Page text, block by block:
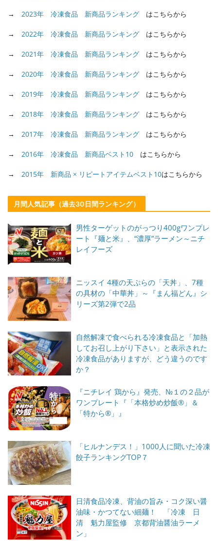
→ 2023年 冷凍食品 新商品ランキング はこちらから
→ 2022年 冷凍食品 新商品ランキング はこちらから
→ 2021年 冷凍食品 新商品ランキング はこちらから
→ 2020年 冷凍食品 新商品ランキング はこちらから
→ 2019年 冷凍食品 新商品ランキング はこちらから
→ 2018年 冷凍食品 新商品ランキング はこちらから
→ 2017年 冷凍食品 新商品ランキング はこちらから
→ 2016年 冷凍食品 新商品ベスト10 はこちらから
→ 2015年 新商品 × リピートアイテムベスト10はこちらから
月間人気記事（過去30日間ランキング）
男性ターゲットのがっつり400gワンプレ
ート『麺と米』、“濃厚”ラーメン～ニチ
レイフーズ
ニッスイ 4種の天ぷらの「天丼」、7種
の具材の「中華丼」～『まん福どん』シ
リーズ第2弾で2品
自然解凍で食べられる冷凍食品と「加熱
してお召し上がり下さい」と表示された
冷凍食品がありますが、どう違うのです
か？
『ニチレイ 鶏から』発売、№１の２品が
ワンプレート『「本格炒め炒飯®」＆
「特から®」』
「ヒルナンデス！」1000人に聞いた冷凍
餃子ランキングTOP７
日清食品冷凍、背油の旨み・コク深い醤
油味・かつてない細麺！ 「冷凍 日
清 魁力屋監修 京都背油醤油ラーメ
ン」